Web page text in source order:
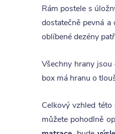
Rám postele s
dostatečně pevná
oblíbené dezény
Všechny hrany
box má hranu o
Celkový vzhled
můžete pohodlně